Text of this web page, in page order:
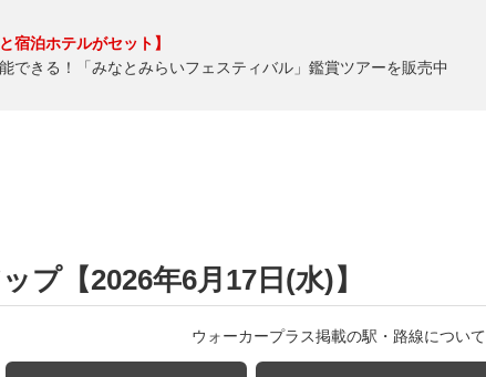
宿泊ホテルがセット】
できる！「みなとみらいフェスティバル」鑑賞ツアーを販売中
プ【2026年6月17日(水)】
ウォーカープラス掲載の駅・路線について